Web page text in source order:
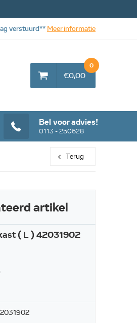
Bel voor advies!
0113 - 250628
€0,00
0
verstuurd** Meer informatie
Terug
artikel
( L ) 42031902